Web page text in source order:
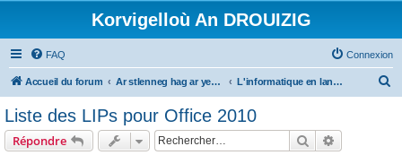
Korvigelloù An DROUIZIG
FAQ Connexion
Accueil du forum Ar stlenneg hag ar yezhoù bihan er bed a-bezh L'informatique en langues régionales et minoritaires
Liste des LIPs pour Office 2010
Répondre Rechercher